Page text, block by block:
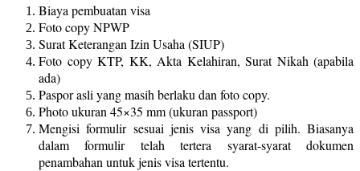
Biaya pembuatan visa
Foto copy NPWP
Surat Keterangan Izin Usaha (SIUP)
Foto copy KTP, KK, Akta Kelahiran, Surat Nikah (apabila
ada)
Paspor asli yang masih berlaku dan foto copy.
Photo ukuran 45×35 mm (ukuran passport)
Mengisi formulir sesuai jenis visa yang di pilih. Biasanya
dalam formulir telah tertera syarat-syarat dokumen
penambahan untuk jenis visa tertentu.